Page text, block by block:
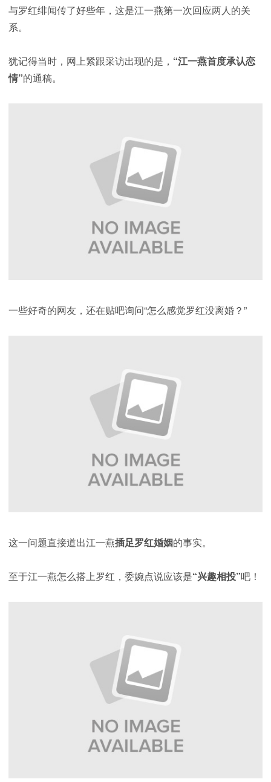
与罗红绯闻传了好些年，这是江一燕第一次回应两人的关
系。
犹记得当时，网上紧跟采访出现的是， “江一燕首度承认恋
情”的通稿。
一些好奇的网友，还在贴吧询问“怎么感觉罗红没离婚？”
这一问题直接道出江一燕插足罗红婚姻的事实。
至于江一燕怎么搭上罗红，委婉点说应该是“兴趣相投”吧！